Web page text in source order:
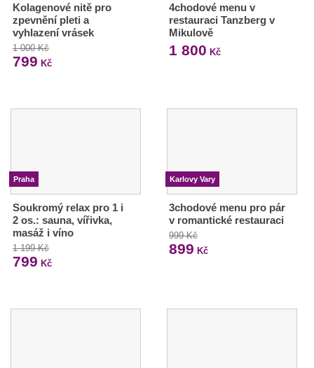
Kolagenové nitě pro
zpevnění pleti a
vyhlazení vrásek
1 000 Kč
799 Kč
4chodové menu v
restauraci Tanzberg v
Mikulově
1 800 Kč
Praha
Soukromý relax pro 1 i
2 os.: sauna, vířivka,
masáž i víno
1 199 Kč
799 Kč
Karlovy Vary
3chodové menu pro pár
v romantické restauraci
999 Kč
899 Kč